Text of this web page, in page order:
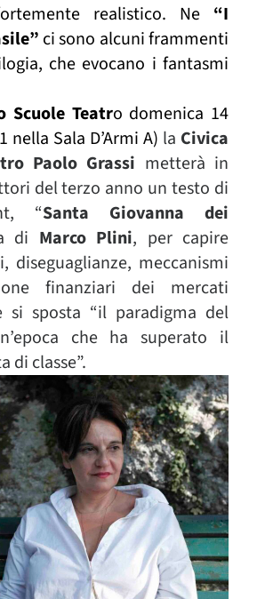
realistico. Ne “I
ci sono alcuni frammenti
che evocano i fantasmi
Scuole Teatro domenica 14
nella Sala D’Armi A) la Civica
Paolo Grassi metterà in
del terzo anno un testo di
“Santa Giovanna dei
di Marco Plini, per capire
diseguaglianze, meccanismi
finanziari dei mercati
si sposta “il paradigma del
che ha superato il
di classe”.